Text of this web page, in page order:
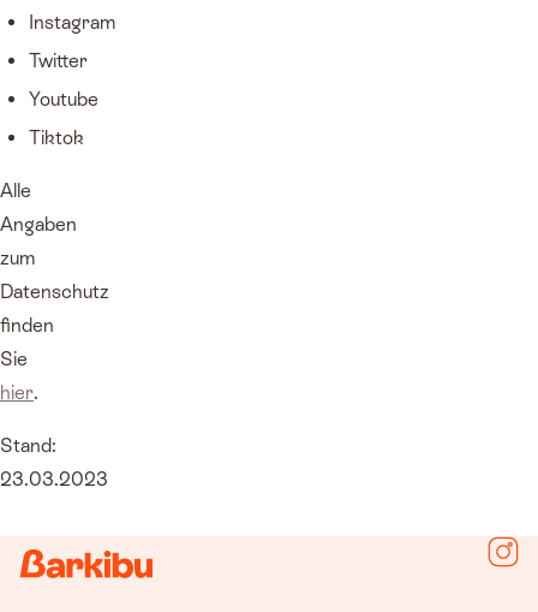
Instagram
Twitter
Youtube
Tiktok
Alle
Angaben
zum
Datenschutz
finden
Sie
hier.
Stand:
23.03.2023